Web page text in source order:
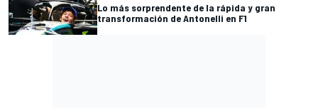
Lo más sorprendente de la rápida y gran
transformación de Antonelli en F1